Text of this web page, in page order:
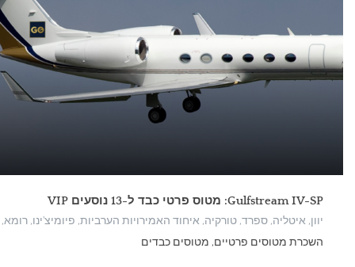
Gulfstream IV-SP: מטוס פרטי כבד ל-13 נוסעים VIP
יוון, איטליה, ספרד, טורקיה, איחוד האמירויות הערביות, פיומיצ'ינו,
השכרת מטוסים פרטיים, מטוסים כבדים